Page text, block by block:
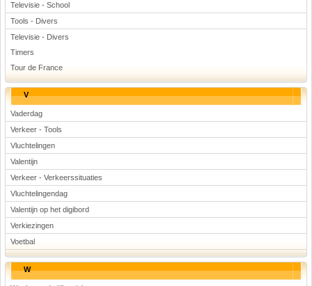
Televisie - School
Tools - Divers
Televisie - Divers
Timers
Tour de France
V
Vaderdag
Verkeer - Tools
Vluchtelingen
Valentijn
Verkeer - Verkeerssituaties
Vluchtelingendag
Valentijn op het digibord
Verkiezingen
Voetbal
W